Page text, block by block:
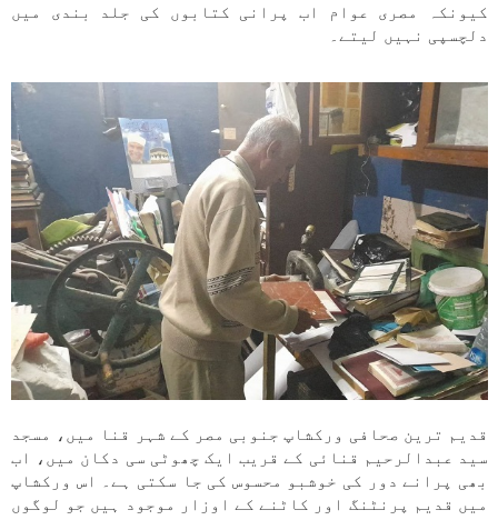
کیونکہ مصری عوام اب پرانی کتابوں کی جلد بندی میں
دلچسپی نہیں لیتے۔
قدیم ترین صحافی ورکشاپ جنوبی مصر کے شہر قنا میں، مسجد
سید عبدالرحیم قنائی کے قریب ایک چھوٹی سی دکان میں، اب
بھی پرانے دور کی خوشبو محسوس کی جا سکتی ہے۔ اس ورکشاپ
میں قدیم پرنٹنگ اور کاٹنے کے اوزار موجود ہیں جو لوگوں